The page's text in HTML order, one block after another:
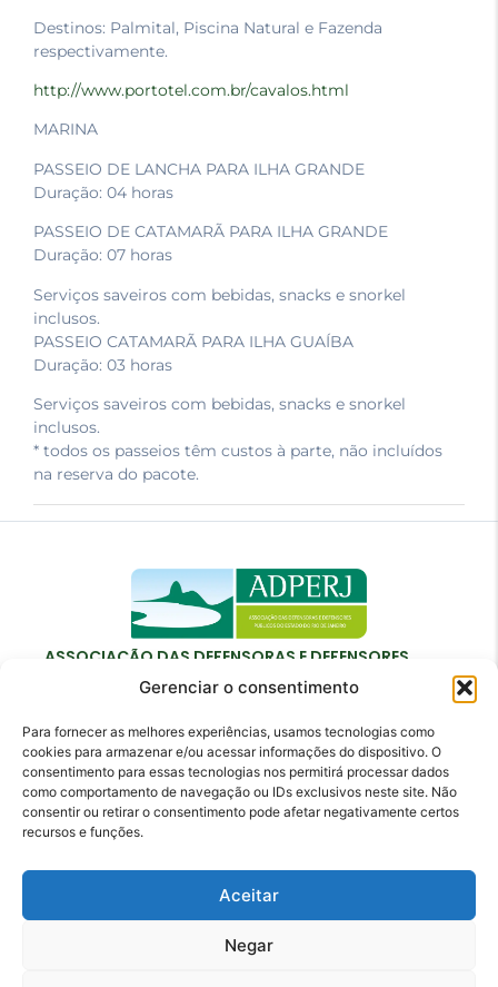
Gerenciar o consentimento
Para fornecer as melhores experiências, usamos tecnologias como
cookies para armazenar e/ou acessar informações do dispositivo. O
consentimento para essas tecnologias nos permitirá processar dados
como comportamento de navegação ou IDs exclusivos neste site. Não
consentir ou retirar o consentimento pode afetar negativamente certos
recursos e funções.
Aceitar
Negar
Destinos: Palmital, Piscina Natural e Fazenda
respectivamente.
http://www.portotel.com.br/cavalos.html
MARINA
PASSEIO DE LANCHA PARA ILHA GRANDE
Duração: 04 horas
PASSEIO DE CATAMARÃ PARA ILHA GRANDE
Duração: 07 horas
Serviços saveiros com bebidas, snacks e snorkel
inclusos.
PASSEIO CATAMARÃ PARA ILHA GUAÍBA
Duração: 03 horas
Serviços saveiros com bebidas, snacks e snorkel
inclusos.
* todos os passeios têm custos à parte, não incluídos
na reserva do pacote.
ASSOCIAÇÃO DAS DEFENSORAS E DEFENSORES
PÚBLICOS DO ESTADO DO RIO DE JANEIRO
Contato
adperj@adperj.com.br
(21) 2220-6022
Janeiro - RJ - CEP: 20011-020